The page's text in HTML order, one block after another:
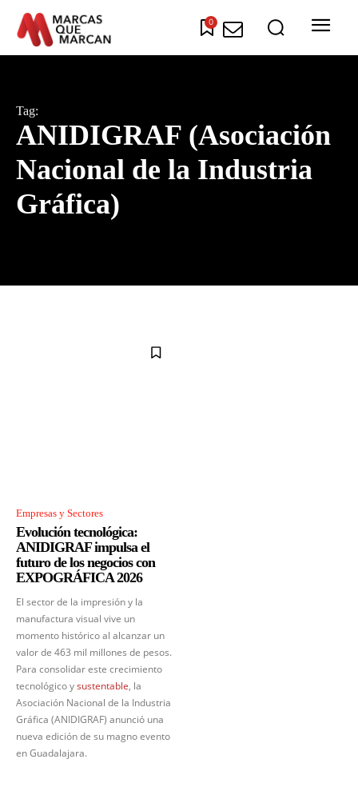
0
Tag:
ANIDIGRAF (Asociación
Nacional de la Industria
Gráfica)
Empresas y Sectores
Evolución tecnológica:
ANIDIGRAF impulsa el
futuro de los negocios con
EXPOGRÁFICA 2026
El sector de la impresión y la
manufactura visual vive un
momento histórico al alcanzar un
valor de 463 mil millones de pesos.
Para consolidar este crecimiento
tecnológico ysustentable, la
Asociación Nacional de la Industria
Gráfica (ANIDIGRAF) anunció una
nueva edición de su magno evento
en Guadalajara.